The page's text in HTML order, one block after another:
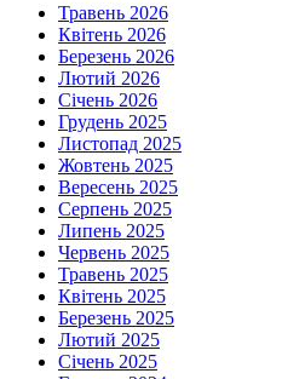
Травень 2026
Квітень 2026
Березень 2026
Лютий 2026
Січень 2026
Грудень 2025
Листопад 2025
Жовтень 2025
Вересень 2025
Серпень 2025
Липень 2025
Червень 2025
Травень 2025
Квітень 2025
Березень 2025
Лютий 2025
Січень 2025